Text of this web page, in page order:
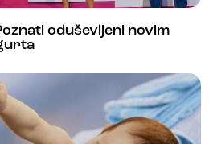
oduševljeni novim